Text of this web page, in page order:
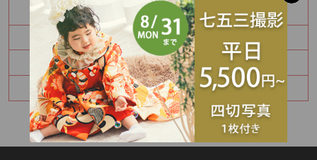
夏休み中に振袖を決めませんか？
お宮参り・百日祝いはご家族撮影もおすすめです
七五三8月キャンペーン✨
ハーフバースデー撮影のご予約承り中です